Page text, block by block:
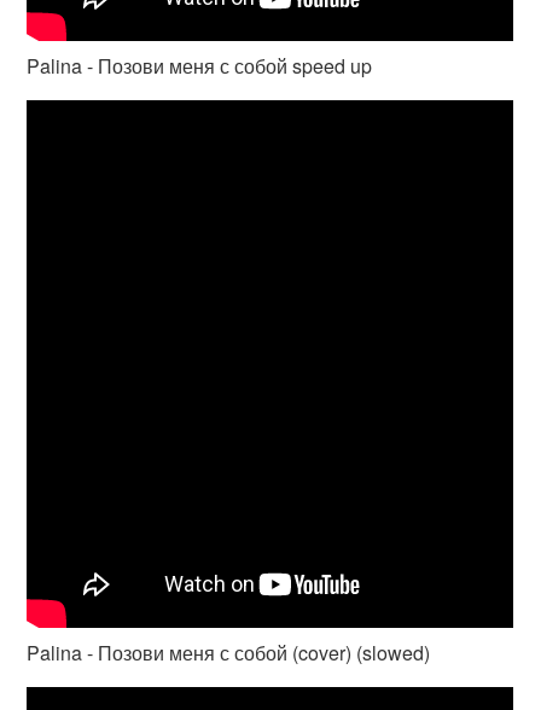
Palina - Позови меня с собой speed up
Palina - Позови меня с собой (cover) (slowed)